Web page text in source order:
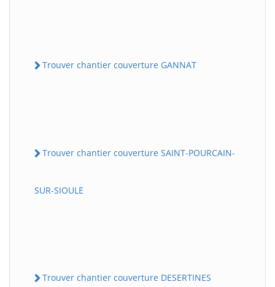
Trouver chantier couverture GANNAT
Trouver chantier couverture SAINT-POURCAIN-
SUR-SIOULE
Trouver chantier couverture DESERTINES